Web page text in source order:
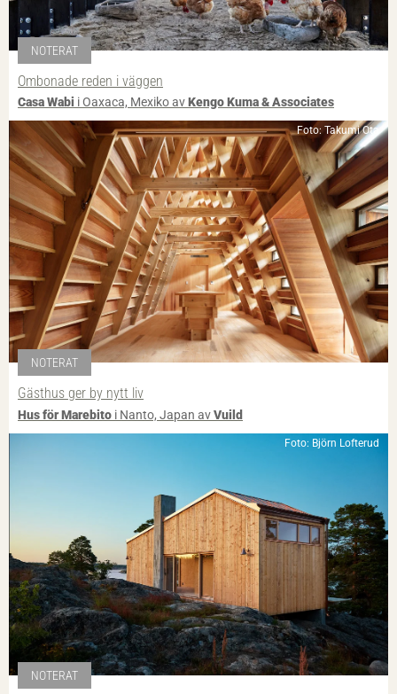
NOTERAT
Ombonade reden i väggen
Casa Wabi i Oaxaca, Mexiko avKengo Kuma & Associates
Foto: Takumi Ota
NOTERAT
Gästhus ger by nytt liv
Hus för Marebito i Nanto, Japan avVuild
Foto: Björn Lofterud
NOTERAT